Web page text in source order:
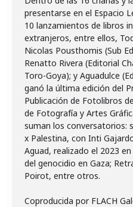
presentarse en el Espacio
10 lanzamientos de libros
extranjeros, entre ellos,
Nicolas Pousthomis (Sub
Renatto Rivera (Editorial
Toro-Goya); y Aguadulce
ganó la última edición del
Publicación de Fotolibros
de Fotografía y Artes
suman los conversatorios:
x Palestina, con Inti
Aguad, realizado el 2023
del genocidio en Gaza;
Poirot, entre otros.
Coproducida por FLACH